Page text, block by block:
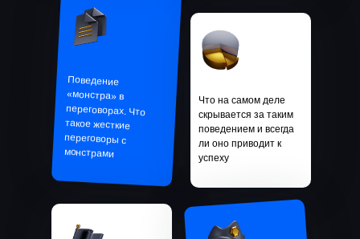
Поведение
«монстра» в
переговорах. Что
такое жесткие
переговоры с
монстрами
Что на самом деле
скрывается за таким
поведением и всегда
ли оно приводит к
успеху